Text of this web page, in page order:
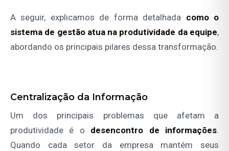
A seguir, explicamos de forma detalhada como o
sistema de gestão atua na produtividade da equipe,
abordando os principais pilares dessa transformação.
Centralização da Informação
Um dos principais problemas que afetam a
produtividade é o desencontro de informações.
Quando cada setor da empresa mantém seus